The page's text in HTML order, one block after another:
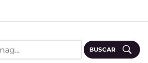
BUSCAR